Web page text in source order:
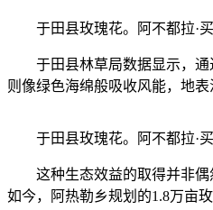
于田县玫瑰花。阿不都拉·
于田县林草局数据显示，通过
则像绿色海绵般吸收风能，地
于田县玫瑰花。阿不都拉·
这种生态效益的取得并非偶然
如今，阿热勒乡规划的1.8万亩